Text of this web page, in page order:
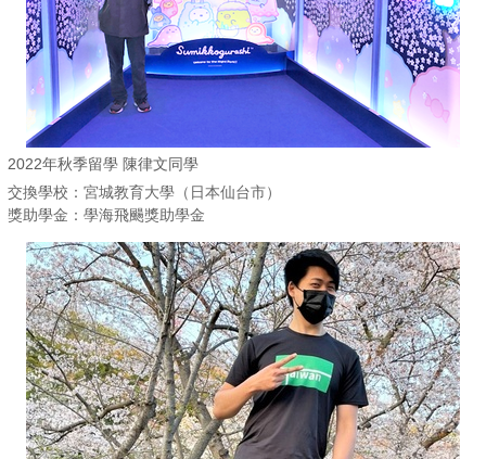
2022年秋季留學 陳律文同學
交換學校：宮城教育大學（日本仙台市）
獎助學金：學海飛颺獎助學金